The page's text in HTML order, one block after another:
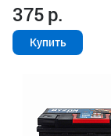
375р.
Купить